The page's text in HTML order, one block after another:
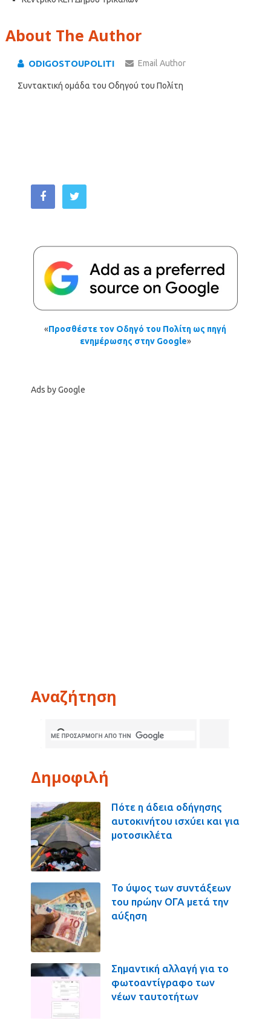
About The Author
ODIGOSTOUPOLITI Email Author
Συντακτική ομάδα του Οδηγού του Πολίτη
«Προσθέστε τον Οδηγό του Πολίτη ως πηγή
ενημέρωσης στην Google»
Ads by Google
Αναζήτηση
Δημοφιλή
Πότε η άδεια οδήγησης
αυτοκινήτου ισχύει και για
μοτοσικλέτα
Το ύψος των συντάξεων
του πρώην ΟΓΑ μετά την
αύξηση
Σημαντική αλλαγή για το
φωτοαντίγραφο των
νέων ταυτοτήτων